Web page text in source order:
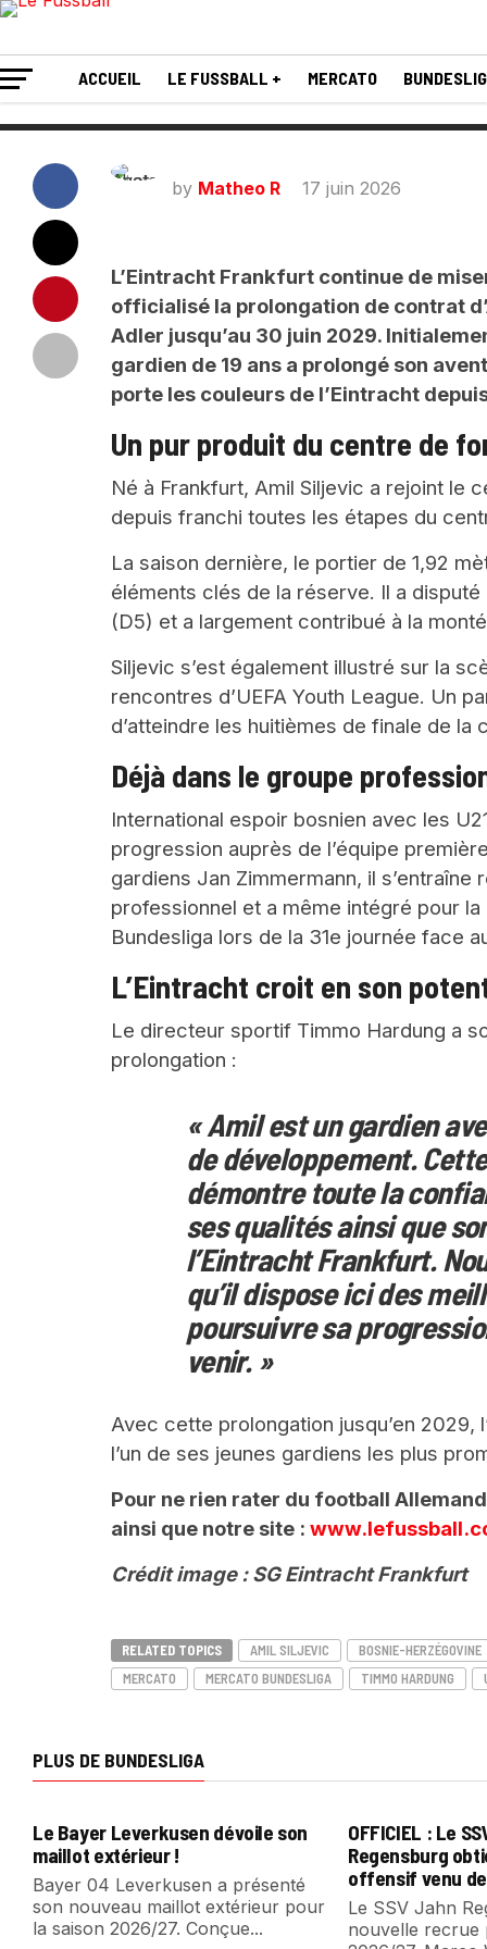
ACCUEIL LE FUSSBALL + MERCATO
avec l’Eintracht
by Matheo R 17 juin 2026
L’Eintracht Frankfurt continue de
officialisé la prolongation de contrat
Adler jusqu’au 30 juin 2029.
gardien de 19 ans a prolongé son
porte les couleurs de l’Eintracht
Un pur produit du centre de
Né à Frankfurt, Amil Siljevic a rejoint le
depuis franchi toutes les étapes du
La saison dernière, le portier de 1,92
éléments clés de la réserve. Il a
(D5) et a largement contribué à la
Siljevic s’est également illustré sur la
rencontres d’UEFA Youth League. Un
d’atteindre les huitièmes de finale de la
Déjà dans le groupe
International espoir bosnien avec les
progression auprès de l’équipe
gardiens Jan Zimmermann, il
professionnel et a même intégré pour
Bundesliga lors de la 31e journée face
L’Eintracht croit en son
Le directeur sportif Timmo Hardung a
prolongation :
« Amil est un gardien
de développement.
démontre toute la
ses qualités ainsi que
l’Eintracht Frankfurt.
qu’il dispose ici des
poursuivre sa
venir. »
Avec cette prolongation jusqu’en 2029,
l’un de ses jeunes gardiens les plus
Pour ne rien rater du football
ainsi que notre site :
Crédit image : SG Eintracht Frankfurt
RELATED TOPICS AMIL SILJEVIC
BOSNIE-HERZÉGOVINE
MERCATO
MERCATO BUNDESLIGA TIMMO HARDUNG
PLUS DE BUNDESLIGA
Le Bayer Leverkusen dévoile son
maillot extérieur !
Bayer 04 Leverkusen a présenté
son nouveau maillot extérieur pour
la saison 2026/27. Conçue...
OFFICIEL : Le
Regensburg
offensif venu
Le SSV Jahn
nouvelle recrue